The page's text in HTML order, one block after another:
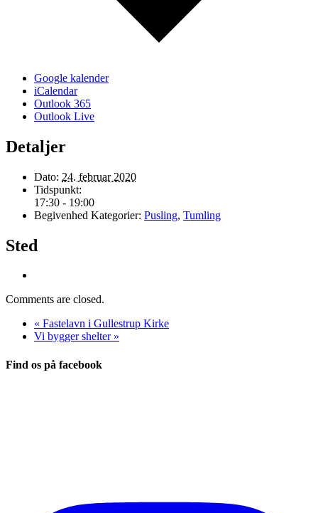
Google kalender
iCalendar
Outlook 365
Outlook Live
Detaljer
Dato: 24. februar 2020
Tidspunkt:
17:30 - 19:00
Begivenhed Kategorier: Pusling, Tumling
Sted
Comments are closed.
« Fastelavn i Gullestrup Kirke
Vi bygger shelter »
Find os på facebook